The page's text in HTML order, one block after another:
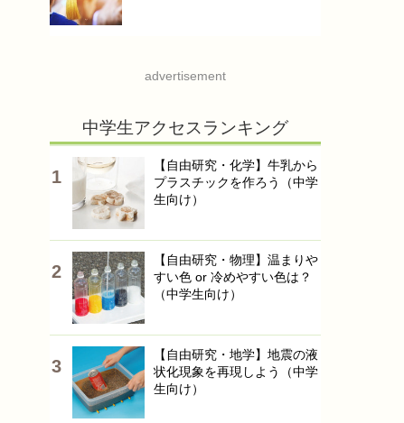
advertisement
中学生アクセスランキング
【自由研究・化学】牛乳から
プラスチックを作ろう（中学
生向け）
【自由研究・物理】温まりや
すい色 or 冷めやすい色は？
（中学生向け）
【自由研究・地学】地震の液
状化現象を再現しよう（中学
生向け）